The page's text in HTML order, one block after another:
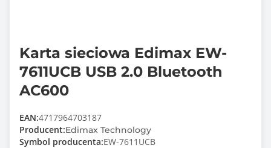
Karta sieciowa Edimax EW-
7611UCB USB 2.0 Bluetooth
AC600
EAN:4717964703187
Producent:Edimax Technology
Symbol producenta:EW-7611UCB